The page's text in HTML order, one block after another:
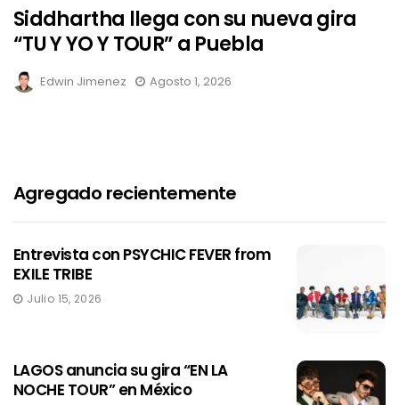
Siddhartha llega con su nueva gira
“TU Y YO Y TOUR” a Puebla
Edwin Jimenez Agosto 1, 2026
Agregado recientemente
Entrevista con PSYCHIC FEVER from
EXILE TRIBE
Julio 15, 2026
LAGOS anuncia su gira “EN LA
NOCHE TOUR” en México